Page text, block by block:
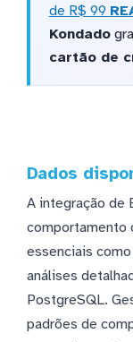
de R$ 99
Kondado
cartão de
Dados
A integração de
comportamento
essenciais
análises
PostgreSQL.
padrões de